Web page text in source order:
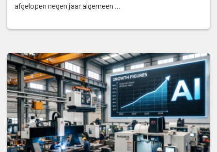
afgelopen negen jaar algemeen …